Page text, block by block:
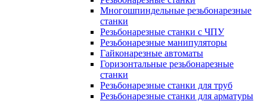
Многошпиндельные резьбонарезные
станки
Резьбонарезные станки с ЧПУ
Резьбонарезные манипуляторы
Гайконарезные автоматы
Горизонтальные резьбонарезные
станки
Резьбонарезные станки для труб
Резьбонарезные станки для арматуры